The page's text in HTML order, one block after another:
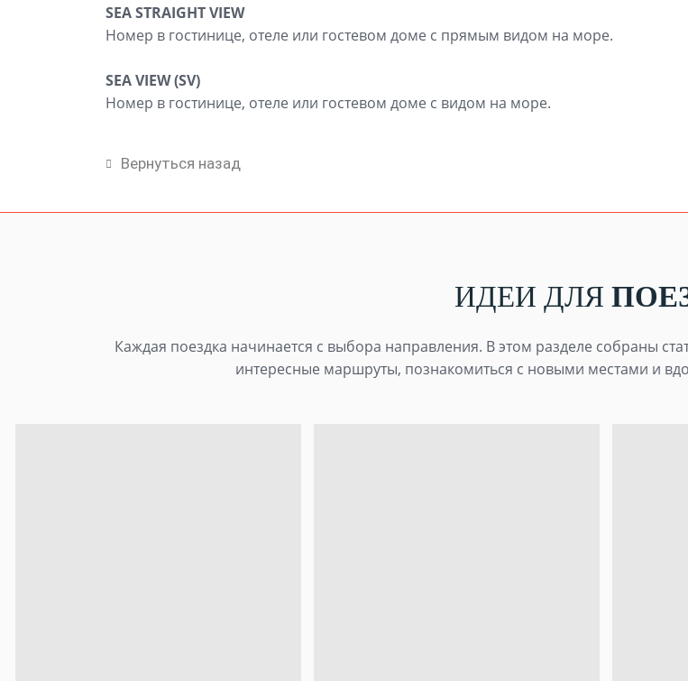
SEA STRAIGHT VIEW
Номер в гостинице, отеле или гостевом доме с прямым видом на море.
SEA VIEW (SV)
Номер в гостинице, отеле или гостевом доме с видом на море.
Вернуться назад
ИДЕИ ДЛЯ
Каждая поездка начинается с выбора направления. В этом разделе собраны
интересные маршруты, познакомиться с новыми местами и